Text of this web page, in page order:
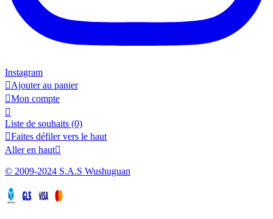
Instagram
Ajouter au panier
Mon compte

Liste de souhaits (0)
Faites défiler vers le haut
Aller en haut
© 2009-2024 S.A.S Wushuguan